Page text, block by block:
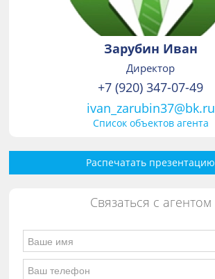
Зарубин Иван
Директор
+7 (920) 347-07-49
ivan_zarubin37@bk.ru
Список объектов агента
Распечатать презентацию
Связаться с агентом